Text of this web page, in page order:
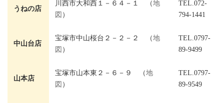
うねの店
川西市大和西１－６４－１ （地
図 ）
TEL.072-
794-1441
中山台店
宝塚市中山桜台２－２－２ （地
図 ）
TEL.0797-
89-9499
山本店
宝塚市山本東２－６－９ （地
図 ）
TEL.0797-
89-9549